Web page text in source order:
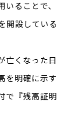
ることで、
開設している
亡くなった日
を明確に示す
で『残高証明